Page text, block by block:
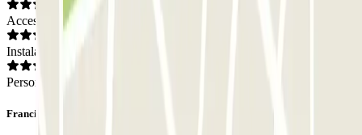
Acceso
Instalaciones
Personal
Francisco Javie